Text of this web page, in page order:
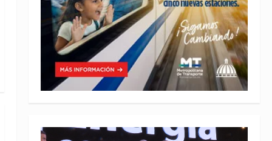
Reproductor